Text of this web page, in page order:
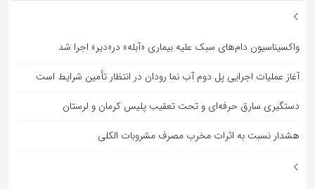
واکسیناسیون دام‌های سبک علیه بیماری «آبله» در«دیر» اجرا شد
آغاز عملیات اجرایی پل دوم آب نما رودان در انتظار تأمین شرایط است
دستگیری سارق حرفه‌ای و تحت تعقیب پلیس کرمان و لرستان
هشدار نسبت به اثرات مخرب مصرف مشروبات الکلی